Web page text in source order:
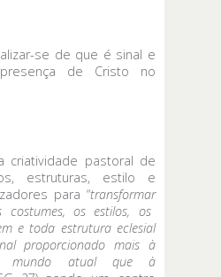
se de que é sinal e
de Cristo no
criatividade pastoral de
estruturas, estilo e
para “transformar
os estilos, os
e toda estrutura eclesial
proporcionado mais à
mundo atual que à